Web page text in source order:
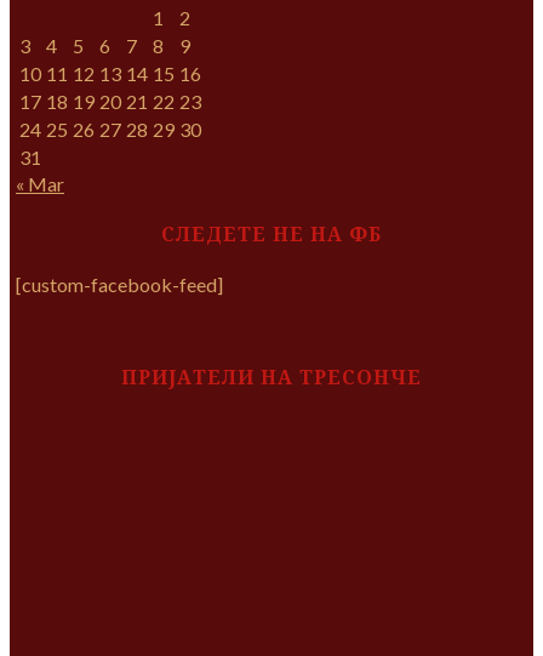
1
2
3
4 5 6 7 8
9
10 11 12 13 14 15 16
17 18 19 20 21 22 23
24 25 26 27 28 29 30
31
« Mar
СЛЕДЕТЕ НЕ НА ФБ
[custom-facebook-feed]
ПРИЈАТЕЛИ НА ТРЕСОНЧЕ